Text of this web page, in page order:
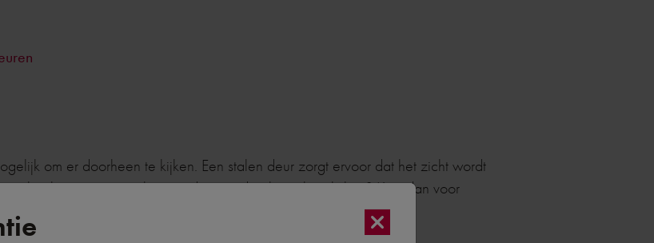
om er doorheen te kijken. Een stalen deur zorgt ervoor dat het zicht wordt
heel mooi, maar wilt u niet dat u er doorheen kunt kijken? Kies dan voor